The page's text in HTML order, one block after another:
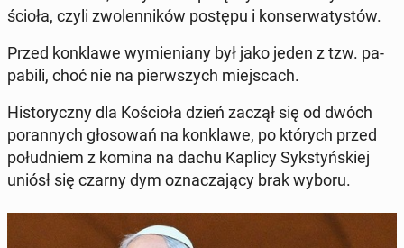
ścio­ła, czyli zwo­len­ni­ków postępu i kon­ser­wa­ty­stów.
Przed kon­kla­we wy­mie­nia­ny był jako jeden z tzw. pa­
pa­bi­li, choć nie na pierw­szych miej­scach.
Hi­sto­rycz­ny dla Ko­ścio­ła dzień zaczął się od dwóch
po­ran­nych gło­so­wań na kon­kla­we, po których przed
po­łu­dniem z komina na dachu Kaplicy Syk­styń­skiej
uniósł się czarny dym ozna­cza­ją­cy brak wyboru.